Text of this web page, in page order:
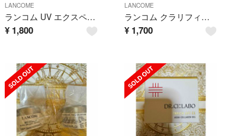
LANCOME
ランコム UV エクスペール トーン アップ ローズ N 10ml ×2
¥ 1,800
LANCOME
ランコム クラリフィック ブライトニング セラム 7ml ×2
¥ 1,700